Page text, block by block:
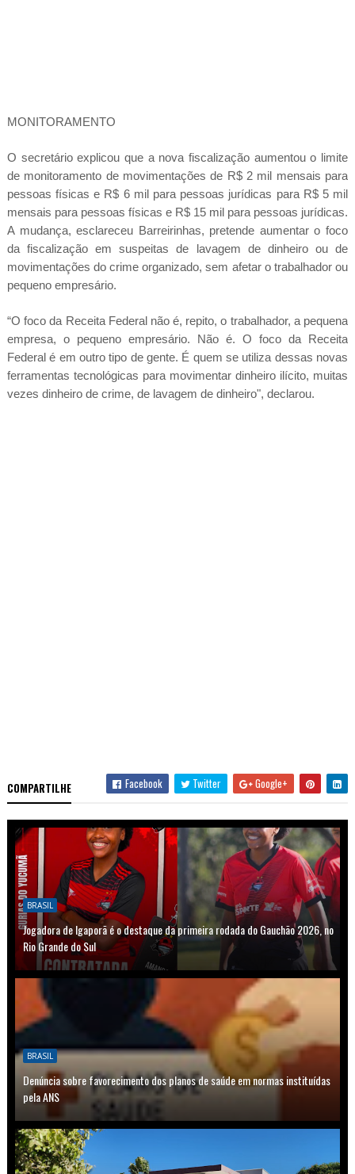
MONITORAMENTO
O secretário explicou que a nova fiscalização aumentou o limite
de monitoramento de movimentações de R$ 2 mil mensais para
pessoas físicas e R$ 6 mil para pessoas jurídicas para R$ 5 mil
mensais para pessoas físicas e R$ 15 mil para pessoas jurídicas.
A mudança, esclareceu Barreirinhas, pretende aumentar o foco
da fiscalização em suspeitas de lavagem de dinheiro ou de
movimentações do crime organizado, sem afetar o trabalhador ou
pequeno empresário.
“O foco da Receita Federal não é, repito, o trabalhador, a pequena
empresa, o pequeno empresário. Não é. O foco da Receita
Federal é em outro tipo de gente. É quem se utiliza dessas novas
ferramentas tecnológicas para movimentar dinheiro ilícito, muitas
vezes dinheiro de crime, de lavagem de dinheiro", declarou.
COMPARTILHE Facebook Twitter Google+
BRASIL
Jogadora de Igaporã é o destaque da primeira rodada do Gauchão 2026, no
Rio Grande do Sul
BRASIL
Denúncia sobre favorecimento dos planos de saúde em normas instituídas
pela ANS